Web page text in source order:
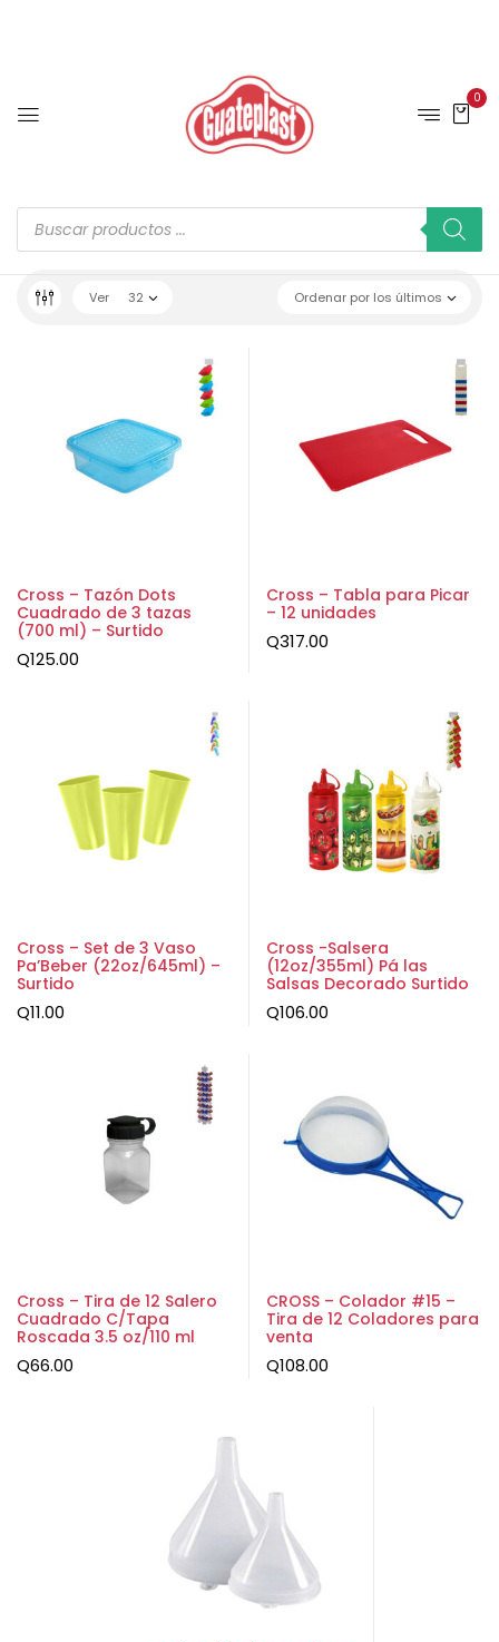
0
Ordenar por los últimos
Ver 32
Cross – Tazón Dots
Cuadrado de 3 tazas
(700 ml) – Surtido
Q125.00
Cross – Tabla para Picar
– 12 unidades
Q317.00
Cross – Set de 3 Vaso
Pa’Beber (22oz/645ml) –
Surtido
Q11.00
Cross -Salsera
(12oz/355ml) Pá las
Salsas Decorado Surtido
Q106.00
Cross – Tira de 12 Salero
Cuadrado C/Tapa
Roscada 3.5 oz/110 ml
Q66.00
CROSS – Colador #15 –
Tira de 12 Coladores para
venta
Q108.00